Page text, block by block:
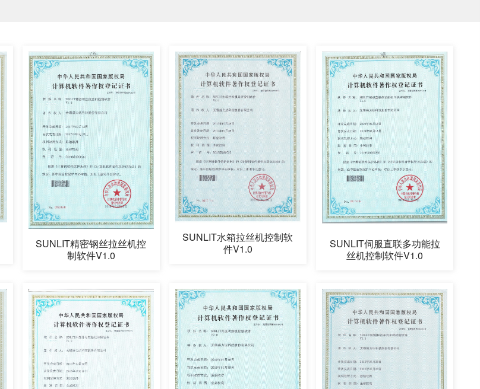
SUNLIT精密钢丝拉丝机控
制软件V1.0
SUNLIT水箱拉丝机控制软
件V1.0
SUNLIT伺服直联多功能拉
丝机控制软件V1.0